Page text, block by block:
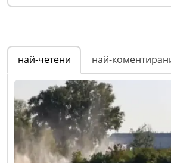
най-четени най-